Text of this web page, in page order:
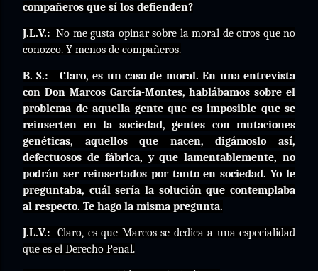
compañeros que sí los defienden?
J.L.V.: No me gusta opinar sobre la moral de otros que no
conozco. Y menos de compañeros.
B. S.:
Claro, es un caso de moral. En una entrevista
con Don Marcos García-Montes, hablábamos sobre el
problema de aquella gente que es imposible que se
reinserten en la sociedad, gentes con mutaciones
genéticas, aquellos que nacen, digámoslo así,
defectuosos de fábrica, y que lamentablemente, no
podrán ser reinsertados por tanto en sociedad. Yo le
preguntaba, cuál sería la solución que contemplaba
al respecto. Te hago la misma pregunta.
J.L.V.:
Claro, es que Marcos se dedica a una especialidad
que es el Derecho Penal.